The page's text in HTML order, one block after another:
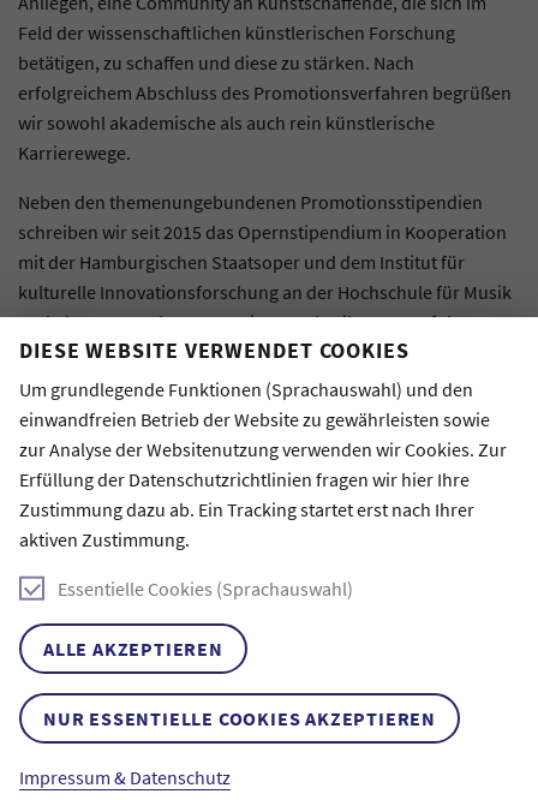
DIESE WEBSITE VERWENDET COOKIES
Um grundlegende Funktionen (Sprachauswahl) und den
einwandfreien Betrieb der Website zu gewährleisten sowie
zur Analyse der Websitenutzung verwenden wir Cookies. Zur
Erfüllung der Datenschutzrichtlinien fragen wir hier Ihre
Zustimmung dazu ab. Ein Tracking startet erst nach Ihrer
aktiven Zustimmung.
Essentielle Cookies (Sprachauswahl)
ALLE AKZEPTIEREN
NUR ESSENTIELLE COOKIES AKZEPTIEREN
Impressum & Datenschutz
Feld der wissenschaftlichen künstlerischen Forschung
betätigen, zu schaffen und diese zu stärken. Nach
erfolgreichem Abschluss des Promotionsverfahren begrüßen
wir sowohl akademische als auch rein künstlerische
Karrierewege.
Neben den themenungebundenen Promotionsstipendien
schreiben wir seit 2015 das Opernstipendium in Kooperation
mit der Hamburgischen Staatsoper und dem Institut für
kulturelle Innovationsforschung an der Hochschule für Musik
und Theater Hamburg aus. Die Ausschreibungen erfolgen
themengebunden in Absprache mit den beiden
Kooperationsinstitutionen.
QUEERE ZUGÄNGE INS THEATER
René*e Reith, Dissertation Kunst-Stipendiat:in seit 2025,
gibt einenWorkshop vom 11.9. - 13.9.2026
Wolfenbüttel. Der Workshop widmet sich verschiedenen
Dimensionen von Zugänglichkeit und Hindernissen für
queere Ästhetiken, Arbeitsweisen sowie für sich als queer
identifizierende Künstler*innen und Publikumsgruppen.
MUSIKTHEATER: DOLLHOUSE